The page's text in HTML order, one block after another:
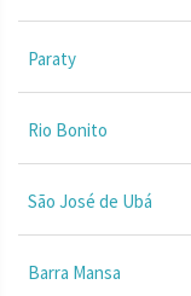
Paraty
Rio Bonito
São José de Ubá
Barra Mansa